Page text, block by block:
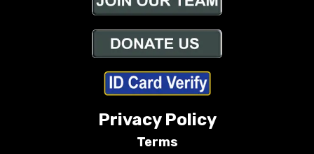
Privacy Policy
Terms